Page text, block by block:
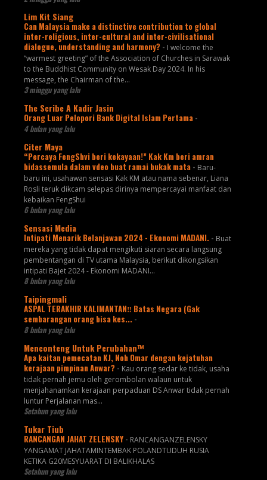
Lim Kit Siang
Can Malaysia make a distinctive contribution to global
inter-religious, inter-cultural and inter-civilisational
dialogue, understanding and harmony? - I welcome the
“warmest greeting” of the Association of Churches in Sarawak
to the Buddhist Community on Wesak Day 2024. In his
message, the Chairman of the...
3 minggu yang lalu
The Scribe A Kadir Jasin
Orang Luar Pelopori Bank Digital Islam Pertama -
4 bulan yang lalu
Citer Maya
“Percaya FengShvi beri kekayaan!” Kak Km beri amran
bidassemula dalam vdeo buat ramai bukak mata - Baru-
baru ini, usahawan sensasi Kak KM atau nama sebenar, Liana
Rosli teruk dikcam selepas dirinya mempercayai manfaat dan
kebaikan FengShui
6 bulan yang lalu
Sensasi Media
Intipati Menarik Belanjawan 2024 - Ekonomi MADANI. - Buat
mereka yang tidak dapat mengikuti siaran secara langsung
pembentangan di TV utama Malaysia, berikut dikongsikan
intipati Bajet 2024 - Ekonomi MADANI...
8 bulan yang lalu
Taipingmali
ASPAL TERAKHIR KALIMANTAN‼️ Batas Negara (Gak
sembarangan orang bisa kes... -
8 bulan yang lalu
Menconteng Untuk Perubahan™
Apa kaitan pemecatan KJ, Noh Omar dengan kejatuhan
kerajaan pimpinan Anwar? - Kau orang sedar ke tidak, usaha
tidak pernah jemu oleh gerombolan walaun untuk
menjahanamkan kerajaan perpaduan DS Anwar tidak pernah
luntur Perjalanan mas...
Setahun yang lalu
Tukar Tiub
RANCANGAN JAHAT ZELENSKY - RANCANGANZELENSKY
YANGAMAT JAHATAMINTEMBAK POLANDTUDUH RUSIA
KETIKA G20MESYUARAT DI BALIKHALAS
Setahun yang lalu